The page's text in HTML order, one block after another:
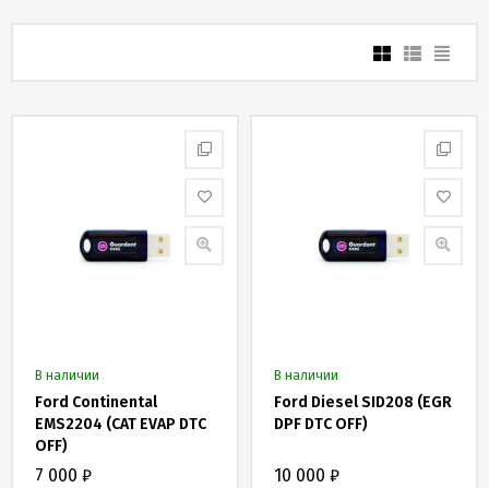
соглашение
Новости
В наличии
Ford Continental
EMS2204 (CAT EVAP DTC
OFF)
7 000 ₽
В наличии
Ford Diesel SID208 (EGR
DPF DTC OFF)
10 000 ₽